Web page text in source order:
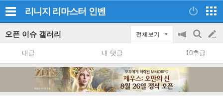
리니지 리마스터 인벤
오픈 이슈 갤러리 전체보기
공
지
on/off
검
색
글
쓰
내글 내 댓글 10추글